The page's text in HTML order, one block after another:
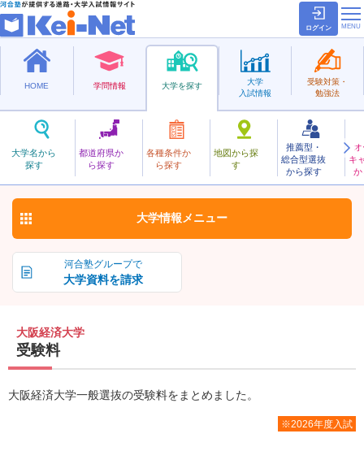
ログイン
HOME 学問情報 大学を探す
大学名から
探す
都道府県か
ら探す
各種条件か
ら探す
地図から探
す
推薦型・
総合型選抜
から探す
キ
か
大学
入試情報
受験対策・
勉強法
私立
おおさかけいざい
大阪経済大学 お気に入り
河合塾グループで
大学資料を請求
大学情報 メニュー
大阪経済大学
受験料
大阪経済大学一般選抜の受験料をまとめました。
※2026年度入試